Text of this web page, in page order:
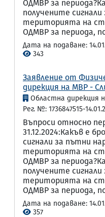
ОДМВР за
получените
територията на
ОДМВР за периода,
Дата на подаване:
343
Заявление от
дирекция на МВР -
Областна дирекция
Рег. №: 1736847515-
Въпроси относно
31.12.2024:Какъв е
сигнали за пътни
територията на
ОДМВР за
получените
територията на
ОДМВР за периода,
Дата на подаване:
357